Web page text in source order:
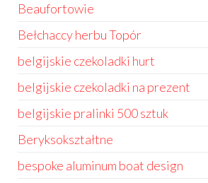
Beaufortowie
Bełchaccy herbu Topór
belgijskie czekoladki hurt
belgijskie czekoladki na prezent
belgijskie pralinki 500 sztuk
Beryksokształtne
bespoke aluminum boat design